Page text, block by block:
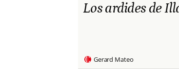
Los ardides de
Gerard Mateo